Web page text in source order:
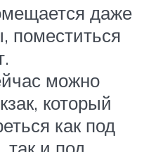
даже
поместиться
можно
который
как под
и под